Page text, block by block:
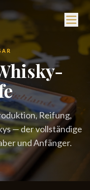
Reifung,
— der vollständige
und Anfänger.